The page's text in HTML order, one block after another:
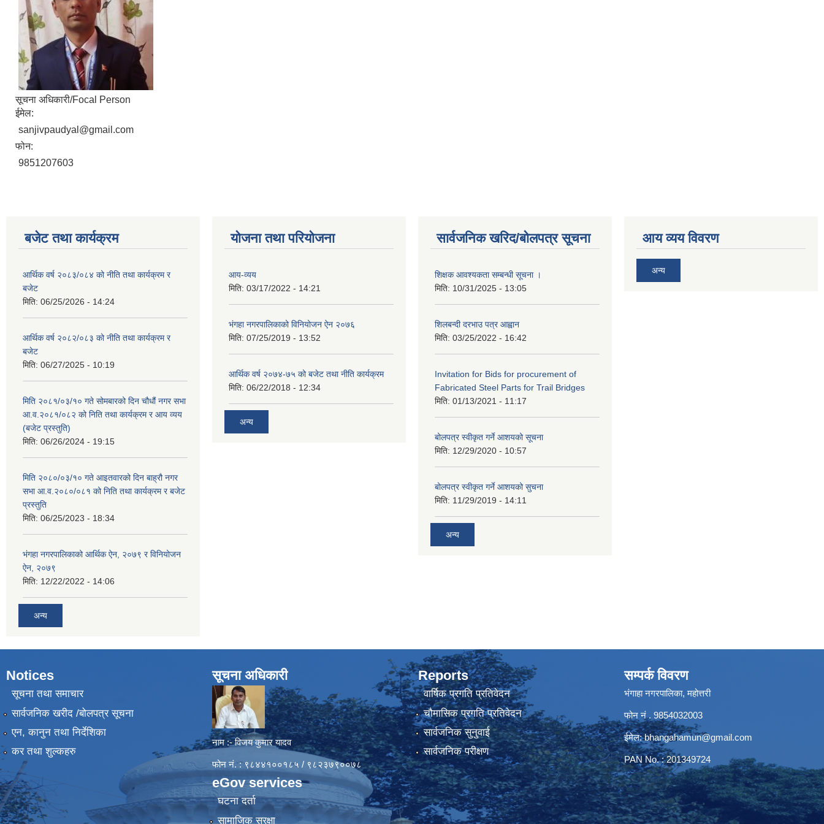
सूचना अधिकारी/Focal Person
ईमेल:
sanjivpaudyal@gmail.com
फोन:
9851207603
बजेट तथा कार्यक्रम
आर्थिक वर्ष २०८३/०८४ को नीति तथा कार्यक्रम र
बजेट
मिति: 06/25/2026 - 14:24
आर्थिक वर्ष २०८२/०८३ को नीति तथा कार्यक्रम र
बजेट
मिति: 06/27/2025 - 10:19
मिति २०८१/०३/१० गते सोमबारको दिन चौधौं नगर सभा
आ.व.२०८१/०८२ को निति तथा कार्यक्रम र आय व्यय
(बजेट प्रस्तुति)
मिति: 06/26/2024 - 19:15
मिति २०८०/०३/१० गते आइतवारको दिन बाह्रौ नगर
सभा आ.व.२०८०/०८१ को निति तथा कार्यक्रम र बजेट
प्रस्तुति
मिति: 06/25/2023 - 18:34
भंगहा नगरपालिकाको आर्थिक ऐन, २०७९ र विनियोजन
ऐन, २०७९
मिति: 12/22/2022 - 14:06
अन्य
योजना तथा परियोजना
आय-व्यय
मिति: 03/17/2022 - 14:21
भंगहा नगरपालिकाको विनियोजन ऐन २०७६
मिति: 07/25/2019 - 13:52
आर्थिक वर्ष २०७४-७५ को बजेट तथा नीति कार्यक्रम
मिति: 06/22/2018 - 12:34
अन्य
सार्वजनिक खरिद/बोलपत्र सूचना
शिक्षक आवश्यकता सम्बन्धी सूचना ।
मिति: 10/31/2025 - 13:05
शिलबन्दी दरभाउ पत्र आह्वान
मिति: 03/25/2022 - 16:42
Invitation for Bids for procurement of
Fabricated Steel Parts for Trail Bridges
मिति: 01/13/2021 - 11:17
बोलपत्र स्वीकृत गर्ने आशयको सूचना
मिति: 12/29/2020 - 10:57
बोलपत्र स्वीकृत गर्ने आशयको सुचना
मिति: 11/29/2019 - 14:11
अन्य
आय व्यय विवरण
अन्य
Notices
सूचना तथा समाचार
सार्वजनिक खरीद /बोलपत्र सूचना
एन, कानुन तथा निर्देशिका
कर तथा शुल्कहरु
सूचना अधिकारी
नाम :- विजय कुमार यादव
फोन नं. : ९८४४१००१८५ / ९८२३७९००७८
eGov services
घटना दर्ता
सामाजिक सुरक्षा
Reports
वार्षिक प्रगति प्रतिवेदन
चौमासिक प्रगति प्रतिवेदन
सार्वजनिक सुनुवाई
सार्वजनिक परीक्षण
सम्पर्क विवरण
भंगाहा नगरपालिका, महोत्तरी
फोन नं . 9854032003
ईमेल:bhangahamun@gmail.com
PAN No. : 201349724